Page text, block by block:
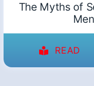
The Myths of
READ